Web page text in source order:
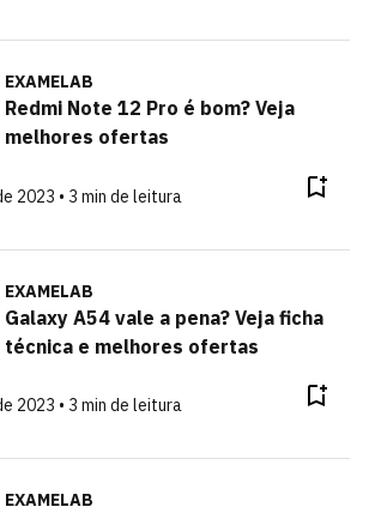
EXAMELAB
Redmi Note 12 Pro é bom? Veja
melhores ofertas
2023 • 3 min de leitura
EXAMELAB
Galaxy A54 vale a pena? Veja ficha
técnica e melhores ofertas
2023 • 3 min de leitura
EXAMELAB